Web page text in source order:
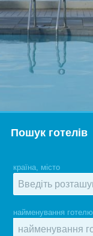
Пошук готелів
країна, місто
найменування готелю